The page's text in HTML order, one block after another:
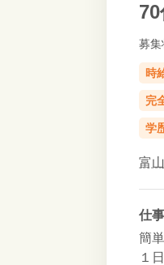
募
時
完
学
富
仕
簡
１